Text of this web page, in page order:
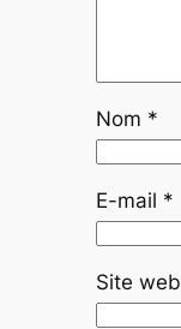
Nom *
E-mail *
Site web